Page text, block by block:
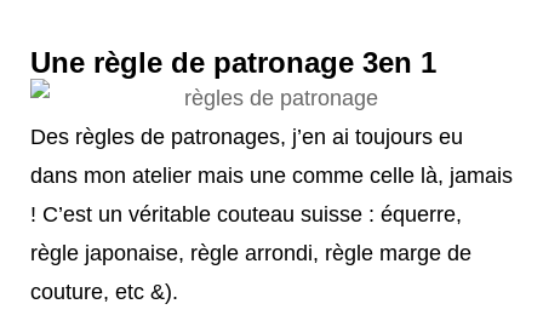
Une règle de patronage 3en 1
Des règles de patronages, j’en ai toujours eu
dans mon atelier mais une comme celle là, jamais
! C’est un véritable couteau suisse : équerre,
règle japonaise, règle arrondi, règle marge de
couture, etc &).